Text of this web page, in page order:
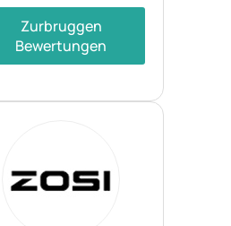
Zurbruggen
Bewertungen